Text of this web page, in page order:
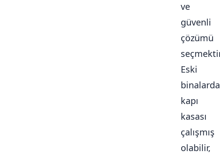
ve
güvenli
çözümü
Eski
binalarda
kapı
kasası
çalışmış
olabilir,